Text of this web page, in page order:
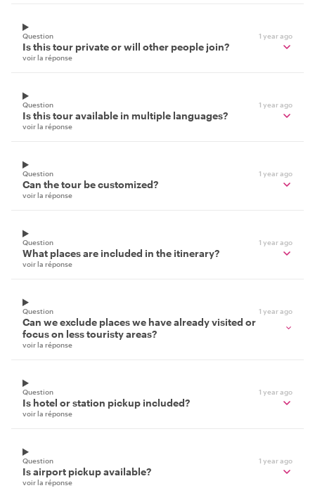
Question 1 year ago
Is this tour private or will other people join?
voir la réponse
Question 1 year ago
Is this tour available in multiple languages?
voir la réponse
Question 1 year ago
Can the tour be customized?
voir la réponse
Question 1 year ago
What places are included in the itinerary?
voir la réponse
Question 1 year ago
Can we exclude places we have already visited or
focus on less touristy areas?
voir la réponse
Question 1 year ago
Is hotel or station pickup included?
voir la réponse
Question 1 year ago
Is airport pickup available?
voir la réponse